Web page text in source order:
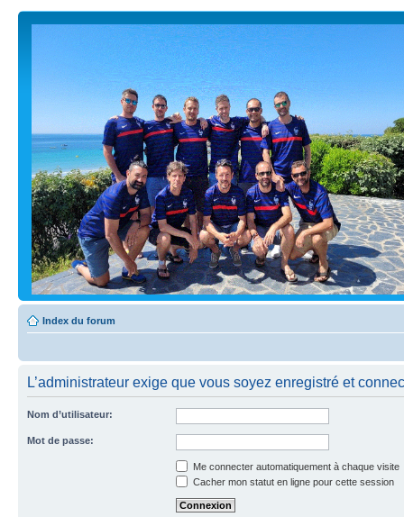
Index du forum
L’administrateur exige que vous soyez enregistré et
Nom d’utilisateur:
Mot de passe:
Me connecter automatiquement à chaque visite
Cacher mon statut en ligne pour cette session